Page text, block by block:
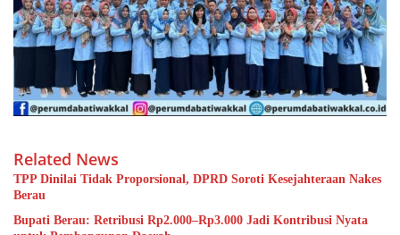
Related News
TPP Dinilai Tidak Proporsional, DPRD Soroti Kesejahteraan Nakes
Berau
Bupati Berau: Retribusi Rp2.000–Rp3.000 Jadi Kontribusi Nyata